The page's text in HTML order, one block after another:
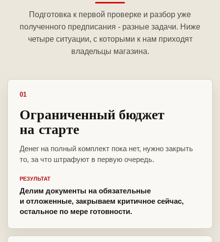
Подготовка к первой проверке и разбор уже
полученного предписания - разные задачи. Ниже
четыре ситуации, с которыми к нам приходят
владельцы магазина.
01
Ограниченный бюджет
на старте
Денег на полный комплект пока нет, нужно закрыть
то, за что штрафуют в первую очередь.
РЕЗУЛЬТАТ
Делим документы на обязательные
и отложенные, закрываем критичное сейчас,
остальное по мере готовности.